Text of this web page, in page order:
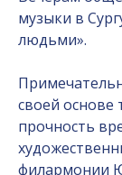
музыки в
людьми».
своей
прочность
филармонии